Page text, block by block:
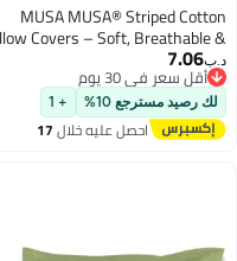
MUSA MUSA® Striped
Pillow Covers – Soft, Breathable
Hotel-Inspired Pillow Covers
Envelope Closure | Elegant
Oxford Frame Design for
& Home Décor (4, Beige, 50
7.06
أقل سعر في 30 يوم
أقل سعر في 30 يوم
لك رصيد مسترجع 10%
احصل عليه خلال17
اغسطس